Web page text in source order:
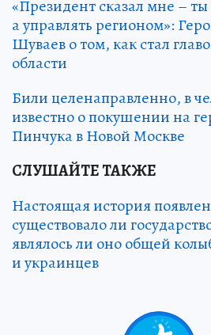
«Президент сказал мне –
а управлять регионом»:
Шуваев о том, как стал
области
Били целенаправленно, в
известно о покушении на
Пинчука в Новой Москве
СЛУШАЙТЕ ТАКЖЕ
Настоящая история
существовало ли
являлось ли оно общей
и украинцев